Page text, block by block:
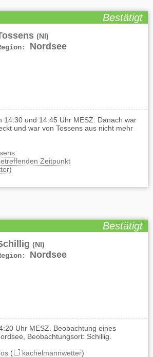
Bestätigt
(NI)
Nordsee
14:30 und 14:45 Uhr MESZ. Danach war
und war von Tossens aus nicht mehr
Zeitpunkt
)
Bestätigt
(NI)
Nordsee
Uhr MESZ. Beobachtung eines
Beobachtungsort: Schillig.
( kachelmannwetter)